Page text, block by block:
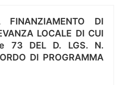
DI
LOCALE DI CUI
73 DEL D. LGS. N.
DI PROGRAMMA